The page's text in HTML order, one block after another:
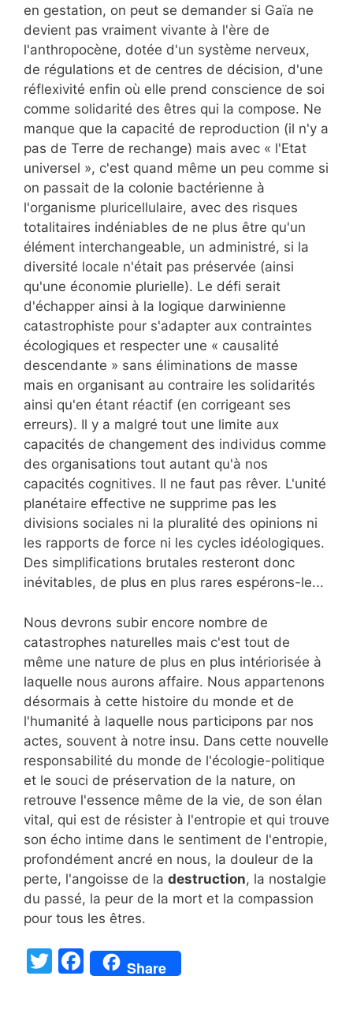
en gestation, on peut se demander si Gaïa ne
devient pas vraiment vivante à l'ère de
l'anthropocène, dotée d'un système nerveux,
de régulations et de centres de décision, d'une
réflexivité enfin où elle prend conscience de soi
comme solidarité des êtres qui la compose. Ne
manque que la capacité de reproduction (il n'y a
pas de Terre de rechange) mais avec « l'Etat
universel », c'est quand même un peu comme si
on passait de la colonie bactérienne à
l'organisme pluricellulaire, avec des risques
totalitaires indéniables de ne plus être qu'un
élément interchangeable, un administré, si la
diversité locale n'était pas préservée (ainsi
qu'une économie plurielle). Le défi serait
d'échapper ainsi à la logique darwinienne
catastrophiste pour s'adapter aux contraintes
écologiques et respecter une « causalité
descendante » sans éliminations de masse
mais en organisant au contraire les solidarités
ainsi qu'en étant réactif (en corrigeant ses
erreurs). Il y a malgré tout une limite aux
capacités de changement des individus comme
des organisations tout autant qu'à nos
capacités cognitives. Il ne faut pas rêver. L'unité
planétaire effective ne supprime pas les
divisions sociales ni la pluralité des opinions ni
les rapports de force ni les cycles idéologiques.
Des simplifications brutales resteront donc
inévitables, de plus en plus rares espérons-le...
Nous devrons subir encore nombre de
catastrophes naturelles mais c'est tout de
même une nature de plus en plus intériorisée à
laquelle nous aurons affaire. Nous appartenons
désormais à cette histoire du monde et de
l'humanité à laquelle nous participons par nos
actes, souvent à notre insu. Dans cette nouvelle
responsabilité du monde de l'écologie-politique
et le souci de préservation de la nature, on
retrouve l'essence même de la vie, de son élan
vital, qui est de résister à l'entropie et qui trouve
son écho intime dans le sentiment de l'entropie,
profondément ancré en nous, la douleur de la
perte, l'angoisse de la destruction, la nostalgie
du passé, la peur de la mort et la compassion
pour tous les êtres.
T
F
a
Share